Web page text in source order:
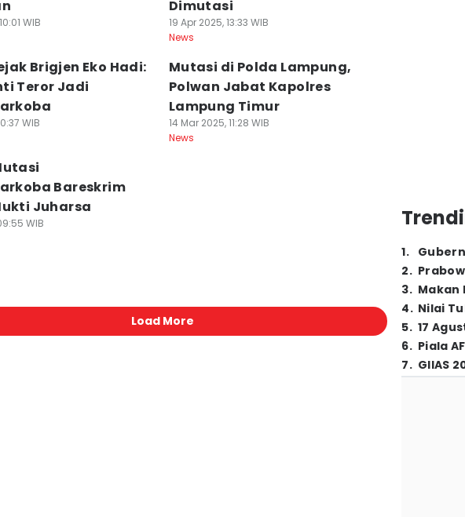
WIB
Dimutasi
19 Apr 2025, 13:33 WIB
News
Brigjen Eko Hadi:
Teror Jadi
WIB
Mutasi di Polda Lampung,
Polwan Jabat Kapolres
Lampung Timur
14 Mar 2025, 11:28 WIB
News
Bareskrim
Juharsa
WIB
Load More
1.
2.
3. Makan
4. Nilai
5. 17
6. Piala
7. GIIAS